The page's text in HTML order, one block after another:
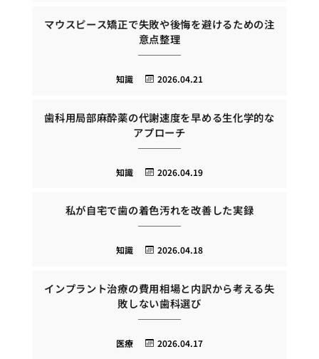
マウスピース矯正で失敗や後悔を避けるための注
意点整理
2026.04.21
知識
歯科用局部麻酔薬の代謝速度を早める生化学的な
アプローチ
2026.04.19
知識
私が自宅で歯の着色汚れを改善した実録
2026.04.18
知識
インプラント治療の費用相場と内訳から考える失
敗しない歯科選び
2026.04.17
医療